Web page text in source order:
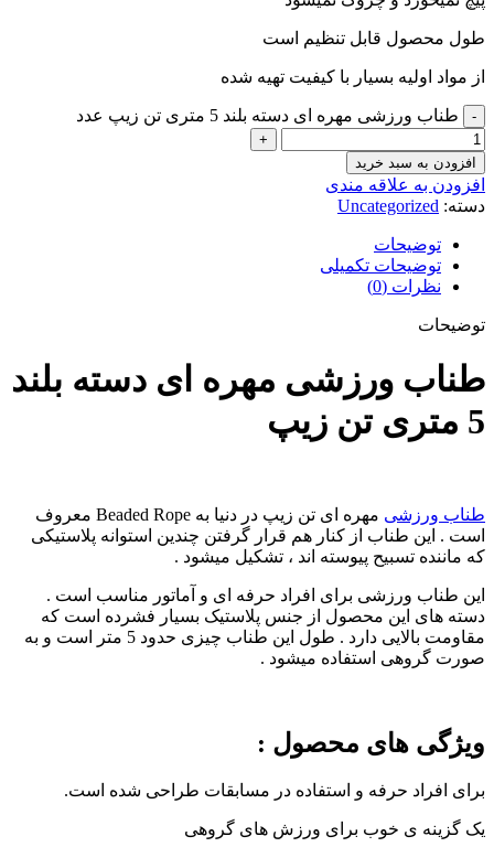
طول محصول قابل تنظیم است
از مواد اولیه بسیار با کیفیت تهیه شده
طناب ورزشی مهره ای دسته بلند 5 متری تن زیپ عدد
افزودن به سبد خرید
افزودن به علاقه مندی
دسته: Uncategorized
توضیحات
توضیحات تکمیلی
نظرات (0)
توضیحات
طناب ورزشی مهره ای دسته بلند
5 متری تن زیپ
طناب ورزشی
مهره ای تن زیپ در دنیا به Beaded Rope معروف
است . این طناب از کنار هم قرار گرفتن چندین استوانه پلاستیکی
که ماننده تسبیح پیوسته اند ، تشکیل میشود .
این طناب ورزشی برای افراد حرفه ای و آماتور مناسب است .
دسته های این محصول از جنس پلاستیک بسیار فشرده است که
مقاومت بالایی دارد . طول این طناب چیزی حدود 5 متر است و به
صورت گروهی استفاده میشود .
ویژگی های محصول :
برای افراد حرفه و استفاده در مسابقات طراحی شده است.
یک گزینه ی خوب برای ورزش های گروهی